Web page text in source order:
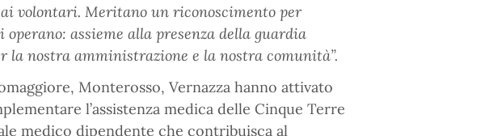
volontari. Meritano un riconoscimento per
operano: assieme alla presenza della guardia
la nostra amministrazione e la nostra comunità”.
Monterosso, Vernazza hanno attivato
l’assistenza medica delle Cinque Terre
medico dipendente che contribuisca al